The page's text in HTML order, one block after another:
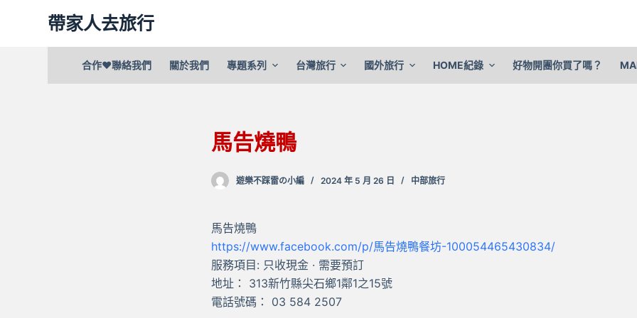
帶家人去旅行
合作❤聯絡我們 關於我們 專題系列 台灣旅行 國外旅行 HOME紀錄 好物開團你買了嗎？
馬告燒鴨
遊樂不踩雷の小編 2024 年 5 月 26 日 中部旅行
馬告燒鴨
https://www.facebook.com/p/馬告燒鴨餐坊-100054465430834/
服務項目: 只收現金 · 需要預訂
地址： 313新竹縣尖石鄉1鄰1之15號
電話號碼： 03 584 2507